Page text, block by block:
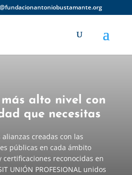
alto nivel con
que necesitas
alianzas creadas con las
públicas en cada ámbito
certificaciones reconocidas en
UNIÓN PROFESIONAL unidos